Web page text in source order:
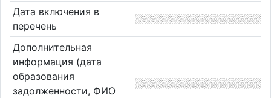
Дата включения в
перечень
Дополнительная
информация (дата
образования
задолженности, ФИО